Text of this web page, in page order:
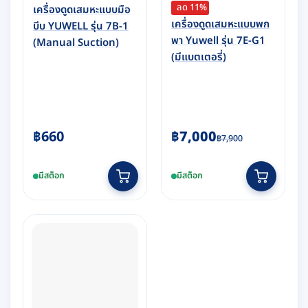
เครื่องดูดเสมหะแบบมือ
บีบ YUWELL รุ่น 7B-1
(Manual Suction)
฿660
มีสต็อก
ลด 11%
เครื่องดูดเสมหะแบบพก
พา Yuwell รุ่น 7E-G1
(มีแบตเตอรี่)
฿7,900
Original
฿7,900.
฿7,000
Current
฿7,000.
มีสต็อก